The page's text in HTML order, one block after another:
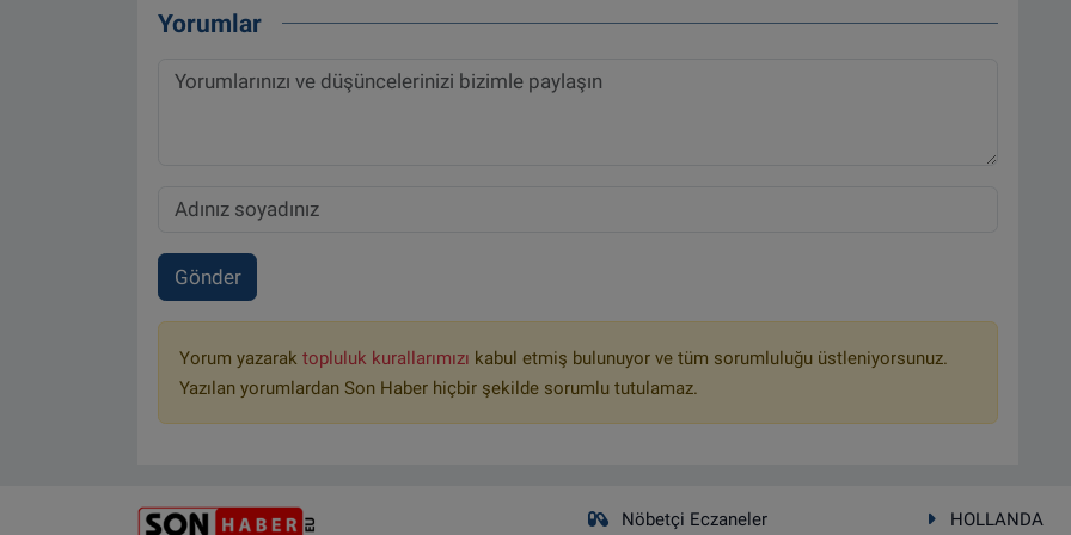
Yorumlar
Gönder
Yorum yazarak topluluk kurallarımızı kabul etmiş bulunuyor ve tüm sorumluluğu üstleniyorsunuz.
Yazılan yorumlardan Son Haber hiçbir şekilde sorumlu tutulamaz.
Nöbetçi Eczaneler
HOLLANDA